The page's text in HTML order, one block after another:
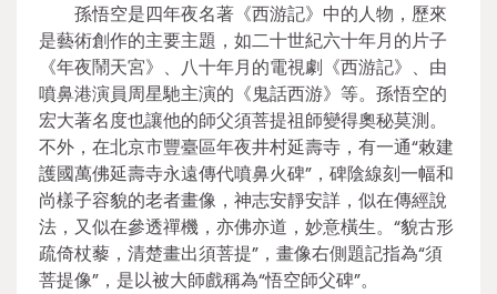
孫悟空是四年夜名著《西游記》中的人物，歷來
是藝術創作的主要主題，如二十世紀六十年月的片子
《年夜鬧天宮》、八十年月的電視劇《西游記》、由
噴鼻港演員周星馳主演的《鬼話西游》等。孫悟空的
宏大著名度也讓他的師父須菩提祖師變得奧秘莫測。
不外，在北京市豐臺區年夜井村延壽寺，有一通“敕建
護國萬佛延壽寺永遠傳代噴鼻火碑”，碑陰線刻一幅和
尚樣子容貌的老者畫像，神志安靜安詳，似在傳經說
法，又似在參透禪機，亦佛亦道，妙意橫生。“貌古形
疏倚杖藜，清楚畫出須菩提”，畫像右側題記指為“須
菩提像”，是以被大師戲稱為“悟空師父碑”。